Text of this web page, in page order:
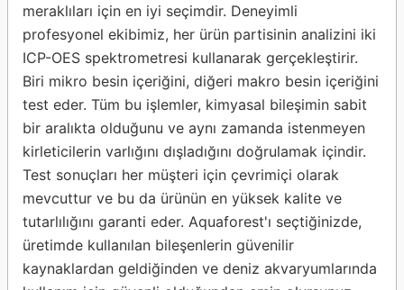
meraklıları için en iyi seçimdir. Deneyimli
profesyonel ekibimiz, her ürün partisinin analizini iki
ICP-OES spektrometresi kullanarak gerçekleştirir.
Biri mikro besin içeriğini, diğeri makro besin içeriğini
test eder. Tüm bu işlemler, kimyasal bileşimin sabit
bir aralıkta olduğunu ve aynı zamanda istenmeyen
kirleticilerin varlığını dışladığını doğrulamak içindir.
Test sonuçları her müşteri için çevrimiçi olarak
mevcuttur ve bu da ürünün en yüksek kalite ve
tutarlılığını garanti eder. Aquaforest'ı seçtiğinizde,
üretimde kullanılan bileşenlerin güvenilir
kaynaklardan geldiğinden ve deniz akvaryumlarında